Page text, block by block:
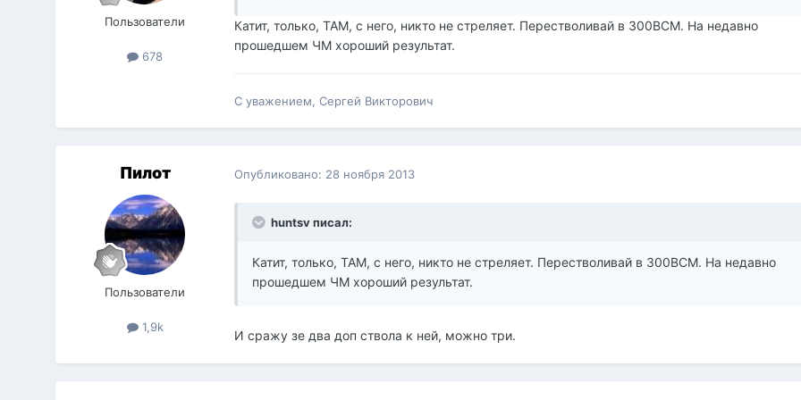
Пользователи
678
Катит, только, ТАМ, с него, никто не стреляет. Перестволивай в 300ВСМ. На недавно
прошедшем ЧМ хороший результат.
С уважением, Сергей Викторович
Пилот
Пользователи
1,9k
Опубликовано: 28 ноября 2013
huntsv писал:
Катит, только, ТАМ, с него, никто не стреляет. Перестволивай в 300ВСМ. На недавно
прошедшем ЧМ хороший результат.
И сражу зе два доп ствола к ней, можно три.